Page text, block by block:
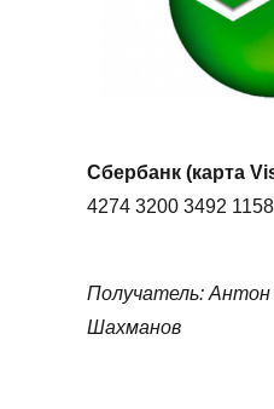
Сбербанк (карта
4274 3200 3492 1158
Получатель: Антон
Шахманов